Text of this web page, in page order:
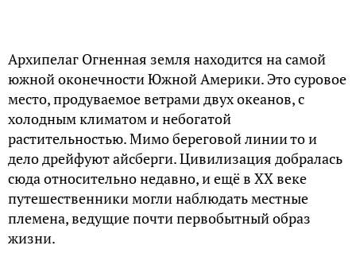
Архипелаг Огненная земля находится на самой
южной оконечности Южной Америки. Это суровое
место, продуваемое ветрами двух океанов, с
холодным климатом и небогатой
растительностью. Мимо береговой линии то и
дело дрейфуют айсберги. Цивилизация добралась
сюда относительно недавно, и ещё в ХХ веке
путешественники могли наблюдать местные
племена, ведущие почти первобытный образ
жизни.